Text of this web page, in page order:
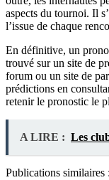
aspects du tournoi. Il
l’issue de chaque
En définitive, un
trouvé sur un site de
forum ou un site de
prédictions en
retenir le pronostic le
A LIRE : Les
Publications similaires :